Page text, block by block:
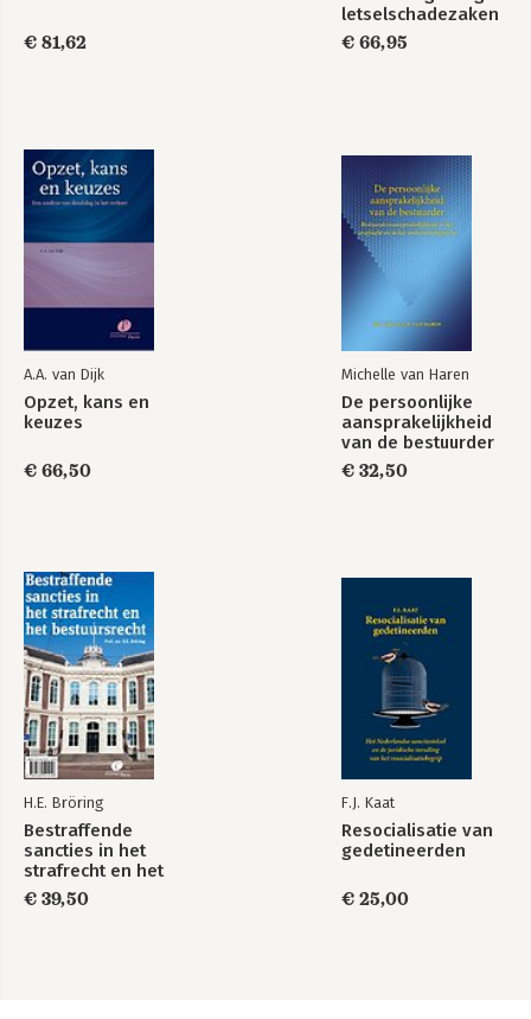
€ 81,62
letselschadezaken
€ 66,95
A.A. van Dijk
Opzet, kans en
keuzes
€ 66,50
Michelle van Haren
De persoonlijke
aansprakelijkheid
van de bestuurder
€ 32,50
H.E. Bröring
Bestraffende
sancties in het
strafrecht en het
bestuursrecht
€ 39,50
F.J. Kaat
Resocialisatie van
gedetineerden
€ 25,00